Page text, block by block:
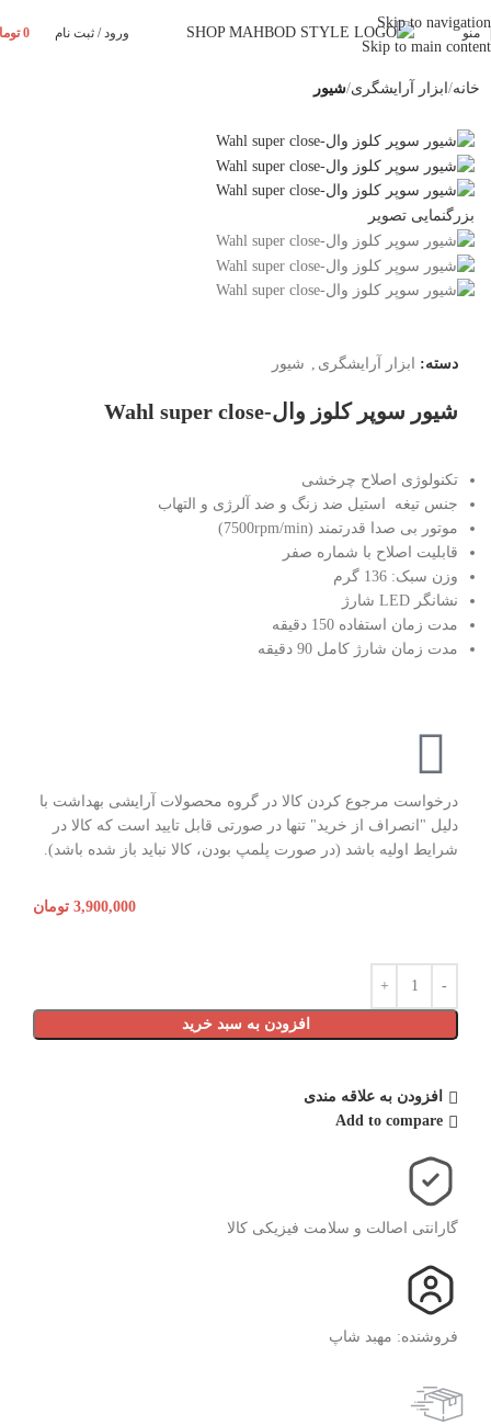
Skip to navigation
Skip to main content
منو ورود / ثبت نام 0
خانه ابزار آرایشگری شیور
بزرگنمایی تصویر
دسته: ابزار آرایشگری , شیور
شیور سوپر کلوز وال-Wahl super close
تکنولوژی اصلاح چرخشی
جنس تیغه استیل ضد زنگ و ضد آلرژی و التهاب
موتور بی صدا قدرتمند (7500rpm/min)
قابلیت اصلاح با شماره صفر
وزن سبک: 136 گرم
نشانگر LED شارژ
مدت زمان استفاده 150 دقیقه
مدت زمان شارژ کامل 90 دقیقه
درخواست مرجوع کردن کالا در گروه محصولات آرایشی بهداشت با
دلیل "انصراف از خرید" تنها در صورتی قابل تایید است که کالا در
شرایط اولیه باشد (در صورت پلمپ بودن، کالا نباید باز شده باشد).
3,900,000 تومان
افزودن به سبد خرید
افزودن به علاقه مندی
Add to compare
گارانتی اصالت و سلامت فیزیکی کالا
فروشنده: مهبد شاپ